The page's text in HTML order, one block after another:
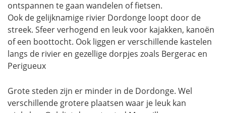
ontspannen te gaan wandelen of fietsen.
Ook de gelijknamige rivier Dordonge loopt door de
streek. Sfeer verhogend en leuk voor kajakken, kanoën
of een boottocht. Ook liggen er verschillende kastelen
langs de rivier en gezellige dorpjes zoals Bergerac en
Perigueux
Grote steden zijn er minder in de Dordonge. Wel
verschillende grotere plaatsen waar je leuk kan